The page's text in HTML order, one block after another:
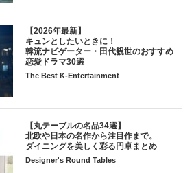
【2026年最新】
キュンとしたいときに！
韓流ナビゲーター・田代親世のおすすめ
恋愛ドラマ30選
The Best K-Entertainment
【丸テーブルの名品34選】
北欧や日本の名作から注目作まで。
ダイニングを美しく彩る円卓まとめ
Designer's Round Tables